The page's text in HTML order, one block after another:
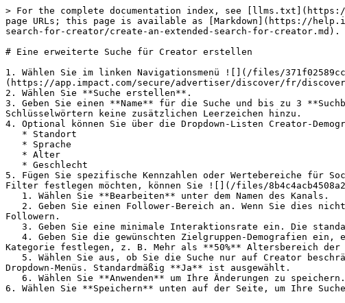
> For the complete documentation index, see
page URLs; this page is available as [Markdown](https://
search-for-creator/create-an-extended-search-for-creator.md).
# Eine erweiterte Suche für Creator erstellen
1. Wählen Sie im linken Navigationsmenü ![](/files/
(https://app.impact.com/secure/advertiser/discover/fr/
2. Wählen Sie **Suche erstellen**.
3. Geben Sie einen **Name** für die Suche und bis zu 3
Schlüsselwörtern keine zusätzlichen Leerzeichen hinzu.
4. Optional können Sie über die Dropdown-Listen Creator-
5. Fügen Sie spezifische Kennzahlen oder Wertebereiche für
Filter festlegen möchten, können Sie ![](/files/
Followern.
Kategorie festlegen, z. B. Mehr als **50%** Altersbereich
Dropdown-Menüs. Standardmäßig **Ja** ist ausgewählt.
6. Wählen Sie **Speichern** unten auf der Seite, um Ihre